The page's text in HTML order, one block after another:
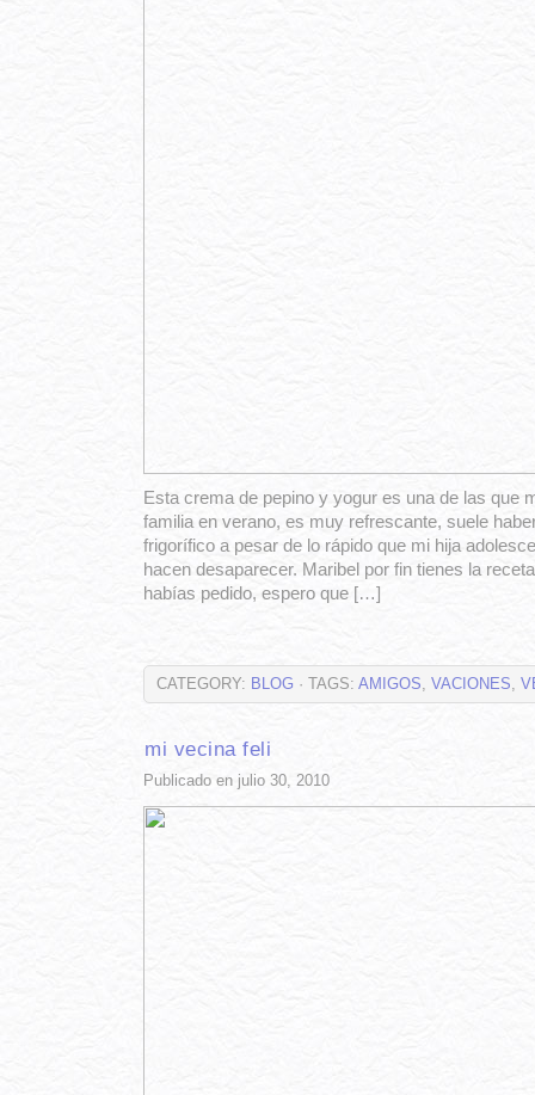
Esta crema de pepino y yogur es una de las que
familia en verano, es muy refrescante, suele
frigorífico a pesar de lo rápido que mi hija
hacen desaparecer. Maribel por fin tienes la
habías pedido, espero que […]
CATEGORY: BLOG · TAGS: AMIGOS, VACIONES,
mi vecina feli
Publicado en julio 30, 2010